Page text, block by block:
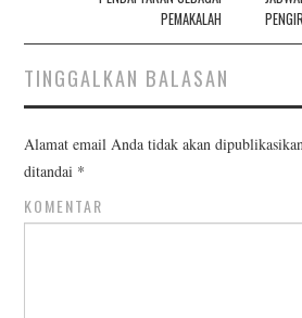
PEMAKALAH
TINGGALKAN BALASAN
Alamat email Anda tidak akan
ditandai *
KOMENTAR